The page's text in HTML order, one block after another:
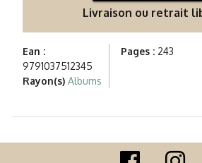
Livraison ou retrait
Ean :
9791037512345
Rayon(s) Albums
Pages :243